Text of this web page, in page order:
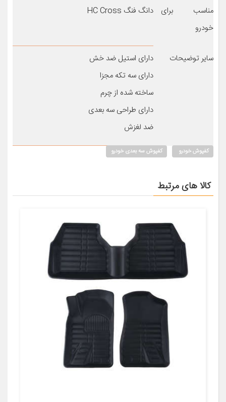
مناسب برای
خودرو
دانگ فنگ HC Cross
سایر توضیحات
دارای استیل ضد خش
دارای سه تکه مجزا
ساخته شده از چرم
دارای طراحی سه بعدی
ضد لغزش
کفپوش خودرو کفپوش سه بعدی خودرو
کالا های مرتبط